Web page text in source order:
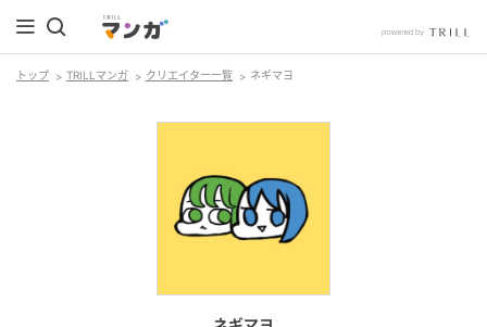
トップ TRILLマンガ クリエイター一覧 ネギマヨ